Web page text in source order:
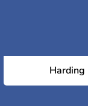
Harding